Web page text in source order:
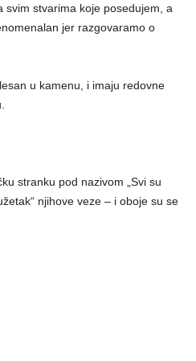
svim stvarima koje posedujem, a
jer razgovaramo o
u kamenu, i imaju redovne
stranku pod nazivom „Svi su
njihove veze – i oboje su se